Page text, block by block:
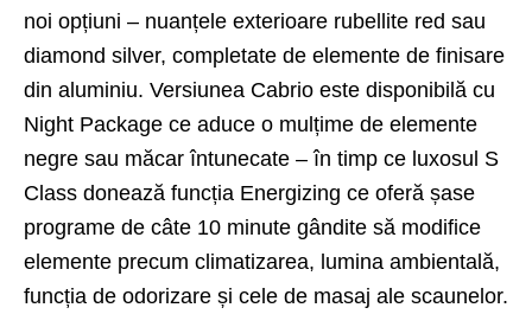
noi opțiuni – nuanțele exterioare rubellite red sau
diamond silver, completate de elemente de finisare
din aluminiu. Versiunea Cabrio este disponibilă cu
Night Package ce aduce o mulțime de elemente
negre sau măcar întunecate – în timp ce luxosul S
Class donează funcția Energizing ce oferă șase
programe de câte 10 minute gândite să modifice
elemente precum climatizarea, lumina ambientală,
funcția de odorizare și cele de masaj ale scaunelor.